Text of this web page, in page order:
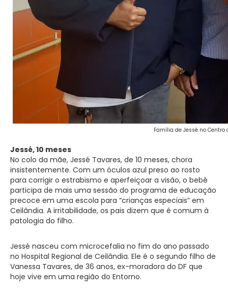
Família de Jessé no Centro
Jessé, 10 meses
No colo da mãe, Jessé Tavares, de 10 meses, chora
insistentemente. Com um óculos azul preso ao rosto
para corrigir o estrabismo e aperfeiçoar a visão, o bebê
participa de mais uma sessão do programa de educação
precoce em uma escola para “crianças especiais” em
Ceilândia. A irritabilidade, os pais dizem que é comum à
patologia do filho.
Jessé nasceu com microcefalia no fim do ano passado
no Hospital Regional de Ceilândia. Ele é o segundo filho de
Vanessa Tavares, de 36 anos, ex-moradora do DF que
hoje vive em uma região do Entorno.